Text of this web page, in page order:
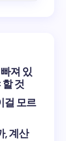
져 있
것
걸 모르
, 계산